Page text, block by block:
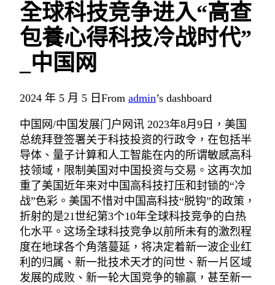
全球科技竞争进入“高查
包養心得科技冷战时代”
_中国网
2024 年 5 月 5 日 From admin’s dashboard
中国网/中国发展门户网讯 2023年8月9日，美国
总统拜登签署关于科技投资的行政令，在包括半
导体、量子计算和人工智能在内的所谓敏感高科
技领域，限制美国对中国投资与交易。这再次加
重了美国近年来对中国高科技打压和封锁的“冷
战”色彩。美国不惜对中国高科技“脱钩”的政策，
折射的是21世纪第3个10年全球科技竞争的白热
化水平。这场全球科技竞争以前所未有的激烈程
度在地球各个角落蔓延，将决定着新一波企业红
利的归属、新一批技术天才的问世、新一片区域
发展的成败、新一轮大国竞争的输赢，甚至新一